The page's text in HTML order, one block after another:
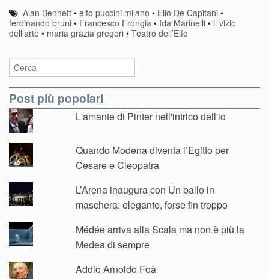
Alan Bennett •elfo puccini milano • Elio De Capitani •
ferdinando bruni • Francesco Frongia • Ida Marinelli • il vizio
dell'arte • maria grazia gregori • Teatro dell’Elfo
Post più popolari
L'amante di Pinter nell'intrico dell'io
Quando Modena diventa l’Egitto per
Cesare e Cleopatra
L’Arena inaugura con Un ballo in
maschera: elegante, forse fin troppo
Médée arriva alla Scala ma non è più la
Medea di sempre
Addio Arnoldo Foà